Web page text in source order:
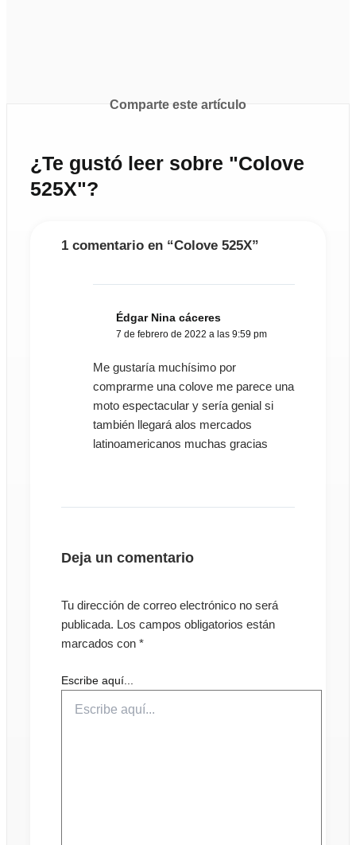
Comparte este artículo
¿Te gustó leer sobre "Colove
525X"?
1 comentario en “Colove 525X”
Édgar Nina cáceres
7 de febrero de 2022 a las 9:59 pm
Me gustaría muchísimo por
comprarme una colove me parece una
moto espectacular y sería genial si
también llegará alos mercados
latinoamericanos muchas gracias
Deja un comentario
Tu dirección de correo electrónico no será
publicada. Los campos obligatorios están
marcados con *
Escribe aquí...